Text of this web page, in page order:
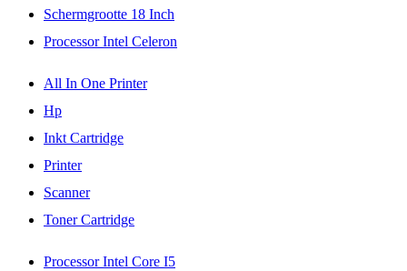
Schermgrootte 18 Inch
Processor Intel Celeron
All In One Printer
Hp
Inkt Cartridge
Printer
Scanner
Toner Cartridge
Processor Intel Core I5